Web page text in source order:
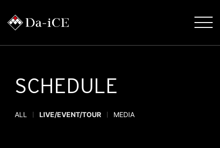
SCHEDULE
ALL LIVE/EVENT/TOUR MEDIA